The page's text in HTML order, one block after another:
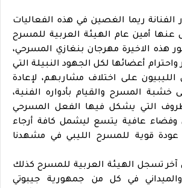
الفنانة ريما الغصين في هذه الفعاليات
عنها أمين عام الهيئة العربية للمسرح
هذه الاخيرة مهرجان بنغازي المسرحي،
أعضائها لكل الجهود النبيلة التي
الليبيون على اختلاف مشاربهم، لإعادة
خشبة المسرح والقيام بأدواره الفنية،
التي يشكل فيها الفعل المسرحي
وفضاء عافية يتسع ليشمل كافة أرجاء
قوية للمسرح الليبي في مشهدنا
تسجل الهيئة العربية للمسرح كذلك
في كل من جمهورية جيبوتي